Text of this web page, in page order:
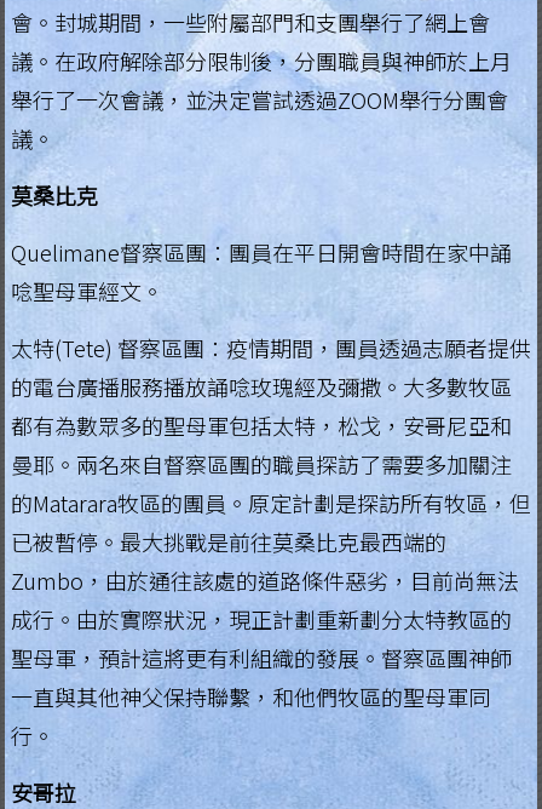
會。封城期間，一些附屬部門和支團舉行了網上會
議。在政府解除部分限制後，分團職員與神師於上月
舉行了一次會議，並決定嘗試透過ZOOM舉行分團會
議。
莫桑比克
Quelimane督察區團：團員在平日開會時間在家中誦
唸聖母軍經文。
太特(Tete) 督察區團：疫情期間，團員透過志願者提供
的電台廣播服務播放誦唸玫瑰經及彌撒。大多數牧區
都有為數眾多的聖母軍包括太特，松戈，安哥尼亞和
曼耶。兩名來自督察區團的職員探訪了需要多加關注
的Matarara牧區的團員。原定計劃是探訪所有牧區，但
已被暫停。最大挑戰是前往莫桑比克最西端的
Zumbo，由於通往該處的道路條件惡劣，目前尚無法
成行。由於實際狀況，現正計劃重新劃分太特教區的
聖母軍，預計這將更有利組織的發展。督察區團神師
一直與其他神父保持聯繫，和他們牧區的聖母軍同
行。
安哥拉